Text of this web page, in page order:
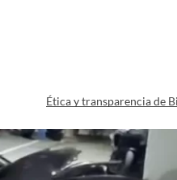
Ética y transparencia de